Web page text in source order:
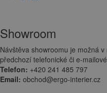
Showroom
Návštěva showroomu je možná v
předchozí telefonické či e-
Telefon: +420 241 485 797
Email: obchod@ergo-interier.cz